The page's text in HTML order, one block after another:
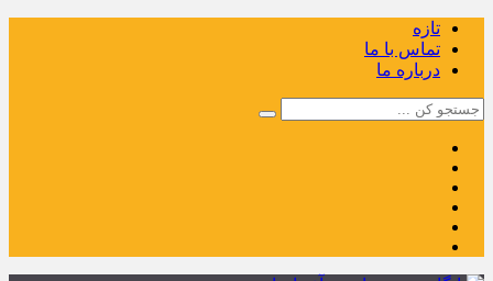
تازه
تماس با ما
درباره ما